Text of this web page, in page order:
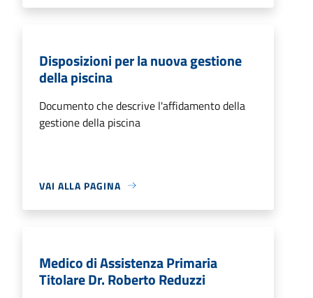
Disposizioni per la nuova gestione
della piscina
Documento che descrive l'affidamento della
gestione della piscina
VAI ALLA PAGINA
Medico di Assistenza Primaria
Titolare Dr. Roberto Reduzzi